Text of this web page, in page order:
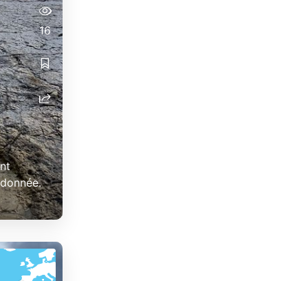
16